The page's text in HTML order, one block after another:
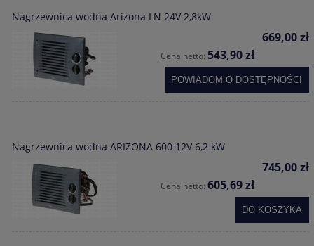
Nagrzewnica wodna Arizona LN 24V 2,8kW
669,00 zł
Cena netto: 543,90 zł
POWIADOM O DOSTĘPNOŚCI
Nagrzewnica wodna ARIZONA 600 12V 6,2 kW
745,00 zł
Cena netto: 605,69 zł
DO KOSZYKA